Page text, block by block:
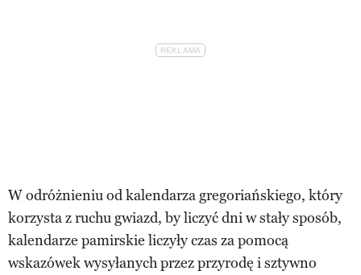
W odróżnieniu od kalendarza gregoriańskiego, który
korzysta z ruchu gwiazd, by liczyć dni w stały sposób,
kalendarze pamirskie liczyły czas za pomocą
wskazówek wysyłanych przez przyrodę i sztywno